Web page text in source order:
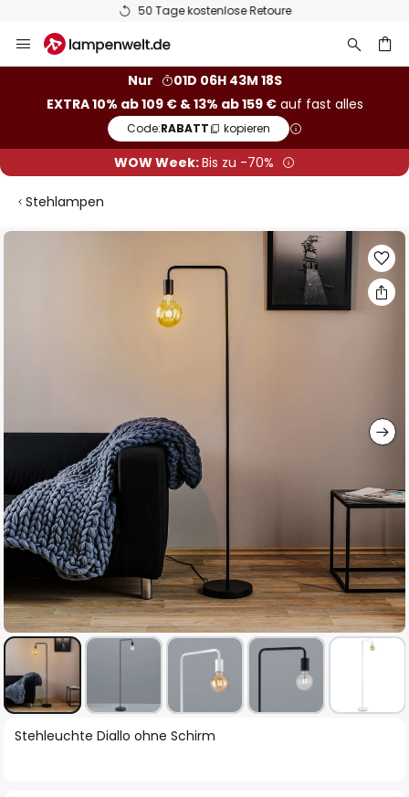
50 Tage kostenlose Retoure
Inhalt
Nur
01D 06H 43M 18S
EXTRA 10% ab 109 € & 13% ab 159 €auf fast alles
Code:RABATT kopieren
WOW Week:Bis zu -70%
Stehlampen
Zum
Zum
Stehleuchte Diallo ohne Schirm